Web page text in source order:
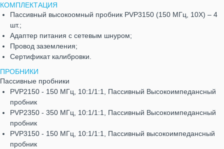
КОМПЛЕКТАЦИЯ
Пассивный высокоомный пробник PVP3150 (150 МГц, 10Х) – 4
шт.;
Адаптер питания с сетевым шнуром;
Провод заземления;
Сертификат калибровки.
ПРОБНИКИ
Пассивные пробники
PVP2150 - 150 МГц, 10:1/1:1, Пассивный Высокоимпедансный
пробник
PVP2350 - 350 МГц, 10:1/1:1, Пассивный Высокоимпедансный
пробник
PVP3150 - 150 МГц, 10:1/1:1, Пассивный высокоимпедансный
пробник